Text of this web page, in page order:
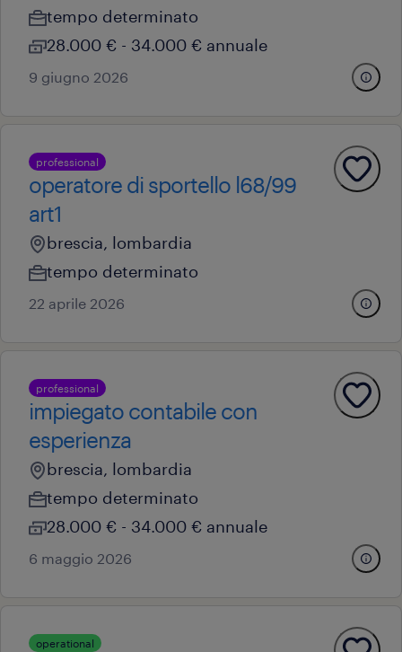
tempo determinato
28.000 € - 34.000 € annuale
9 giugno 2026
professional
operatore di sportello l68/99
art1
brescia, lombardia
tempo determinato
22 aprile 2026
professional
impiegato contabile con
esperienza
brescia, lombardia
tempo determinato
28.000 € - 34.000 € annuale
6 maggio 2026
operational